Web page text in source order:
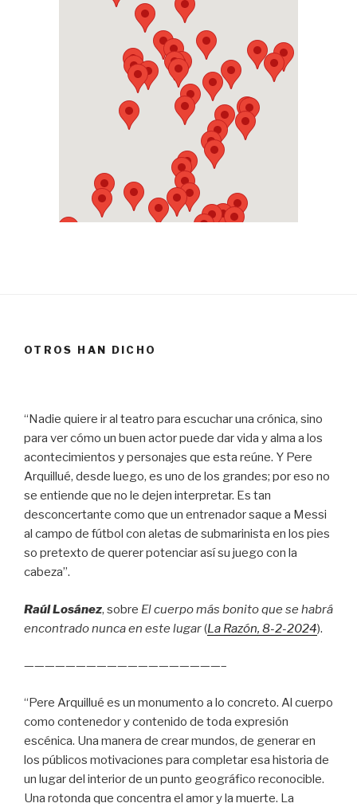
OTROS HAN DICHO
“Nadie quiere ir al teatro para escuchar una crónica, sino
para ver cómo un buen actor puede dar vida y alma a los
acontecimientos y personajes que esta reúne. Y Pere
Arquillué, desde luego, es uno de los grandes; por eso no
se entiende que no le dejen interpretar. Es tan
desconcertante como que un entrenador saque a Messi
al campo de fútbol con aletas de submarinista en los pies
so pretexto de querer potenciar así su juego con la
cabeza”.
Raúl Losánez, sobre El cuerpo más bonito que se habrá
encontrado nunca en este lugar(La Razón, 8-2-2024).
———————————————————–
“Pere Arquillué es un monumento a lo concreto. Al cuerpo
como contenedor y contenido de toda expresión
escénica. Una manera de crear mundos, de generar en
los públicos motivaciones para completar esa historia de
un lugar del interior de un punto geográfico reconocible.
Una rotonda que concentra el amor y la muerte. La